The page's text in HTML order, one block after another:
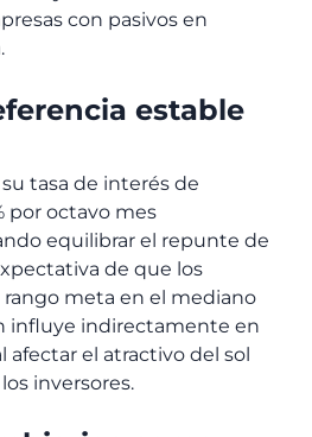
con pasivos en
estable
tasa de interés de
por octavo mes
equilibrar el repunte de
de que los
meta en el mediano
influye indirectamente en
afectar el atractivo del sol
inversores.